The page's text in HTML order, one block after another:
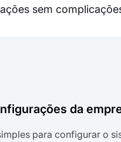
sem
da
para configurar o